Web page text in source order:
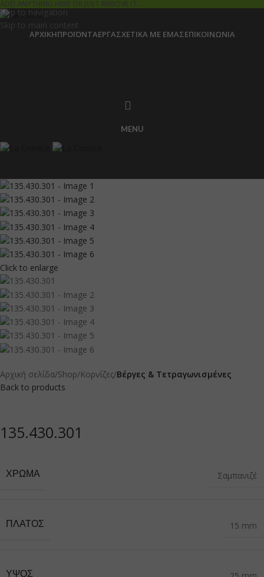
Skip to navigation
Skip to main content
ΑΡΧΙΚΉΠΡΟΪΌΝΤΑΈΡΓΑΣΧΕΤΙΚΆ ΜΕ ΕΜΆΣΕΠΙΚΟΙΝΩΝΊΑ
MENU
Click to enlarge
Αρχική σελίδα Shop Κορνίζες Βέργες & Τετραγωνισμένες
Back to products
135.430.301
ΧΡΏΜΑ Σαμπανιζέ
ΠΛΆΤΟΣ 15 mm
ΎΨΟΣ